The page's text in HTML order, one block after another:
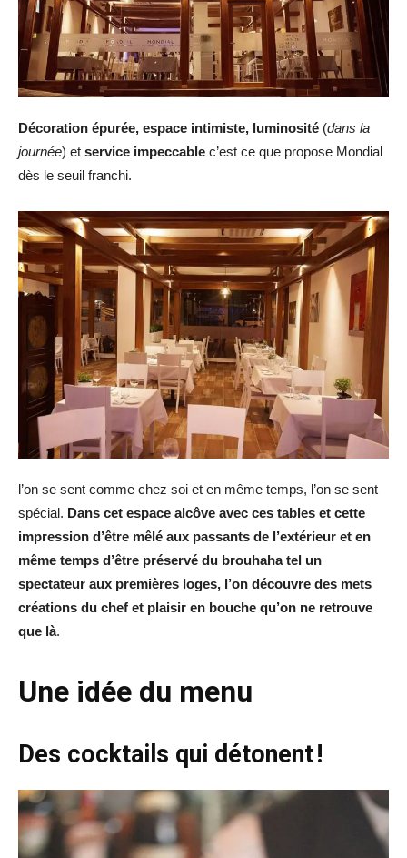
Décoration épurée, espace intimiste, luminosité (dans la
journée) et service impeccable c’est ce que propose Mondial
dès le seuil franchi.
l’on se sent comme chez soi et en même temps, l’on se sent
spécial. Dans cet espace alcôve avec ces tables et cette
impression d’être mêlé aux passants de l’extérieur et en
même temps d’être préservé du brouhaha tel un
spectateur aux premières loges, l’on découvre des mets
créations du chef et plaisir en bouche qu’on ne retrouve
que là.
Une idée du menu
Des cocktails qui détonent !